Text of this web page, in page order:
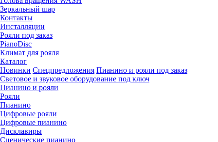
Зеркальный шар
Контакты
Инсталляции
Рояли под заказ
PianoDisc
Климат для рояля
Каталог
Новинки Спецпредложения Пианино и рояли под заказ
Световое и звуковое оборудование под ключ
Пианино и рояли
Рояли
Пианино
Цифровые рояли
Цифровые пианино
Дисклавиры
Сценические пианино